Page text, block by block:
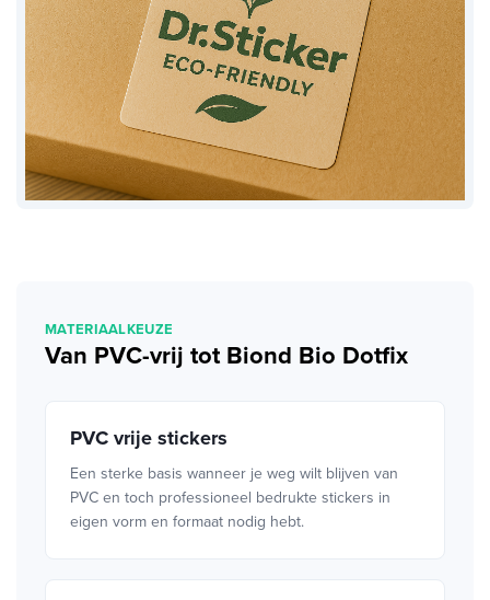
MATERIAALKEUZE
Van PVC-vrij tot Biond Bio Dotfix
PVC vrije stickers
Een sterke basis wanneer je weg wilt blijven van
PVC en toch professioneel bedrukte stickers in
eigen vorm en formaat nodig hebt.